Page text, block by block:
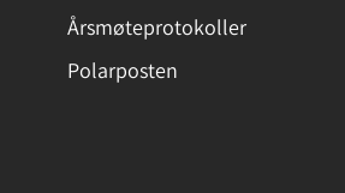
Årsmøteprotokoller
Polarposten